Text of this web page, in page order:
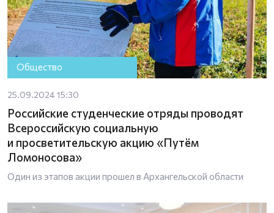
Общество
25.09.2024 15:30
Российские студенческие отряды проводят
Всероссийскую социальную
и просветительскую акцию «Путём
Ломоносова»
Один из этапов акции прошел в Архангельской области